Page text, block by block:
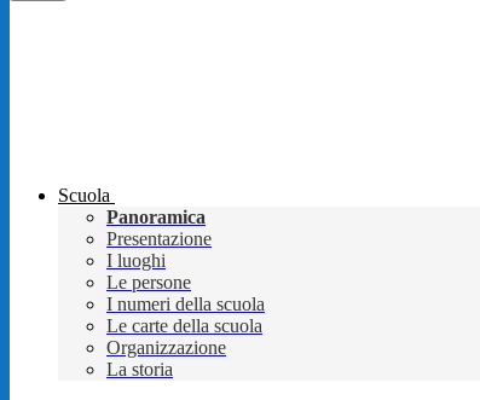
Scuola
Panoramica
Presentazione
I luoghi
Le persone
I numeri della scuola
Le carte della scuola
Organizzazione
La storia